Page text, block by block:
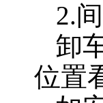
2.
卸
位置